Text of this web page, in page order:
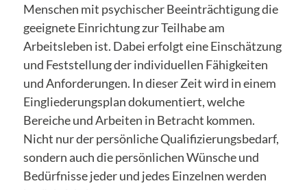
Menschen mit psychischer Beeinträchtigung die
geeignete Einrichtung zur Teilhabe am
Arbeitsleben ist. Dabei erfolgt eine Einschätzung
und Feststellung der individuellen Fähigkeiten
und Anforderungen. In dieser Zeit wird in einem
Eingliederungsplan dokumentiert, welche
Bereiche und Arbeiten in Betracht kommen.
Nicht nur der persönliche Qualifizierungsbedarf,
sondern auch die persönlichen Wünsche und
Bedürfnisse jeder und jedes Einzelnen werden